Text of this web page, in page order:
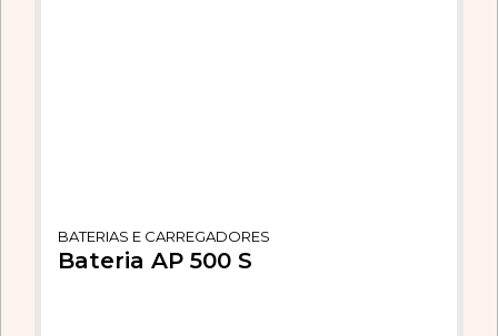
BATERIAS E CARREGADORES
Bateria AP 500 S